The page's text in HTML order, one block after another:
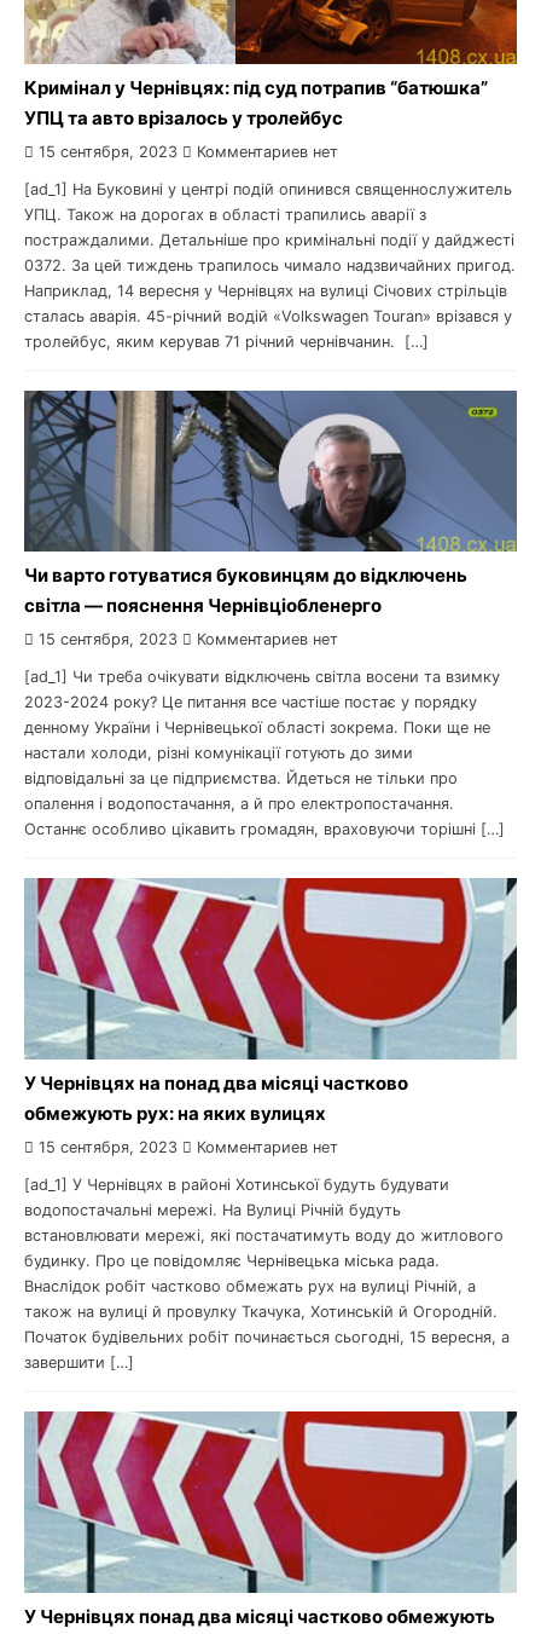
Кримінал у Чернівцях: під суд потрапив “батюшка”
УПЦ та авто врізалось у тролейбус
15 сентября, 2023 Комментариев нет
[ad_1] На Буковині у центрі подій опинився священнослужитель
УПЦ. Також на дорогах в області трапились аварії з
постраждалими. Детальніше про кримінальні події у дайджесті
0372. За цей тиждень трапилось чимало надзвичайних пригод.
Наприклад, 14 вересня у Чернівцях на вулиці Січових стрільців
сталась аварія. 45-річний водій «Volkswagen Touran» врізався у
тролейбус, яким керував 71 річний чернівчанин. […]
Чи варто готуватися буковинцям до відключень
світла — пояснення Чернівціобленерго
15 сентября, 2023 Комментариев нет
[ad_1] Чи треба очікувати відключень світла восени та взимку
2023-2024 року? Це питання все частіше постає у порядку
денному України і Чернівецької області зокрема. Поки ще не
настали холоди, різні комунікації готують до зими
відповідальні за це підприємства. Йдеться не тільки про
опалення і водопостачання, а й про електропостачання.
Останнє особливо цікавить громадян, враховуючи торішні […]
У Чернівцях на понад два місяці частково
обмежують рух: на яких вулицях
15 сентября, 2023 Комментариев нет
[ad_1] У Чернівцях в районі Хотинської будуть будувати
водопостачальні мережі. На Вулиці Річній будуть
встановлювати мережі, які постачатимуть воду до житлового
будинку. Про це повідомляє Чернівецька міська рада.
Внаслідок робіт частково обмежать рух на вулиці Річній, а
також на вулиці й провулку Ткачука, Хотинській й Огородній.
Початок будівельних робіт починається сьогодні, 15 вересня, а
завершити […]
У Чернівцях понад два місяці частково обмежують